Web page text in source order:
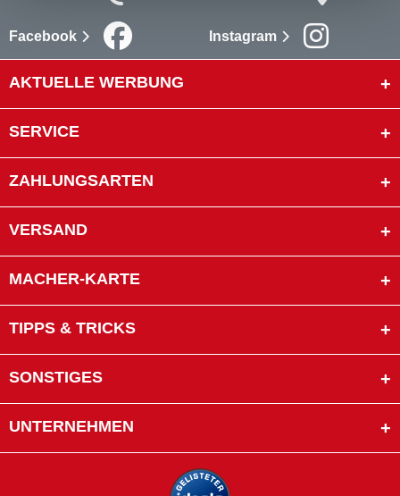
Facebook Instagram
AKTUELLE WERBUNG
SERVICE
ZAHLUNGSARTEN
VERSAND
MACHER-KARTE
TIPPS & TRICKS
SONSTIGES
UNTERNEHMEN